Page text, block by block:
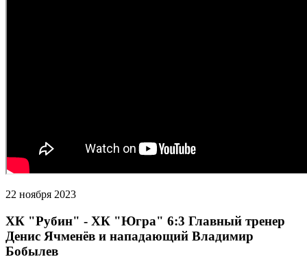
22 ноября 2023
ХК "Рубин" - ХК "Югра" 6:3 Главный тренер
Денис Ячменёв и нападающий Владимир
Бобылев